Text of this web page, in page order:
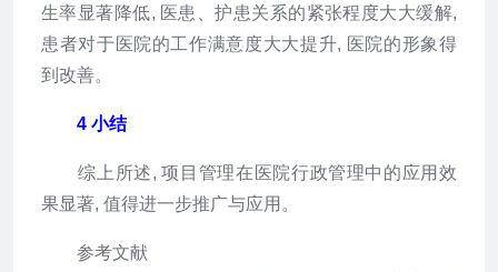
生率显著降低, 医患、护患关系的紧张程度大大缓解,
患者对于医院的工作满意度大大提升, 医院的形象得
到改善。
4 小结
综上所述, 项目管理在医院行政管理中的应用效
果显著, 值得进一步推广与应用。
参考文献